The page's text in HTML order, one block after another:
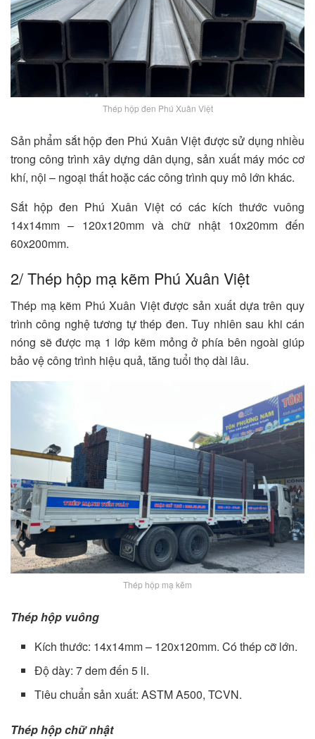
Thép hộp đen Phú Xuân Việt
Sản phẩm sắt hộp đen Phú Xuân Việt được sử dụng nhiều
trong công trình xây dựng dân dụng, sản xuất máy móc cơ
khí, nội – ngoại thất hoặc các công trình quy mô lớn khác.
Sắt hộp đen Phú Xuân Việt có các kích thước vuông
14x14mm – 120x120mm và chữ nhật 10x20mm đến
60x200mm.
2/ Thép hộp mạ kẽm Phú Xuân Việt
Thép mạ kẽm Phú Xuân Việt được sản xuất dựa trên quy
trình công nghệ tương tự thép đen. Tuy nhiên sau khi cán
nóng sẽ được mạ 1 lớp kẽm mỏng ở phía bên ngoài giúp
bảo vệ công trình hiệu quả, tăng tuổi thọ dài lâu.
Thép hộp mạ kẽm
Théphộp vuông
Kích thước: 14x14mm – 120x120mm. Có thép cỡ lớn.
Độ dày: 7 dem đến 5 li.
Tiêu chuẩn sản xuất: ASTM A500, TCVN.
Théphộpchữ nhật